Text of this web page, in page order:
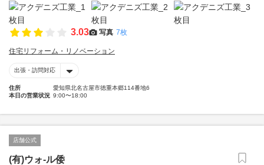
3.03 写真 7枚
住宅リフォーム・リノベーション
出張・訪問対応
住所
愛知県北名古屋市徳重本郷114番地6
本日の営業状況 9:00〜18:00
店舗公式
(有)ウォ‐ル倭